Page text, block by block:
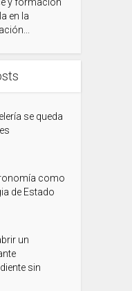
y formación
en la
se queda
como
de Estado
un
sin